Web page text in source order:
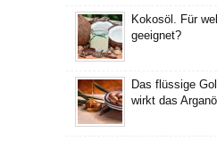
Kokosöl. Für
geeignet?
Das flüssige
wirkt das